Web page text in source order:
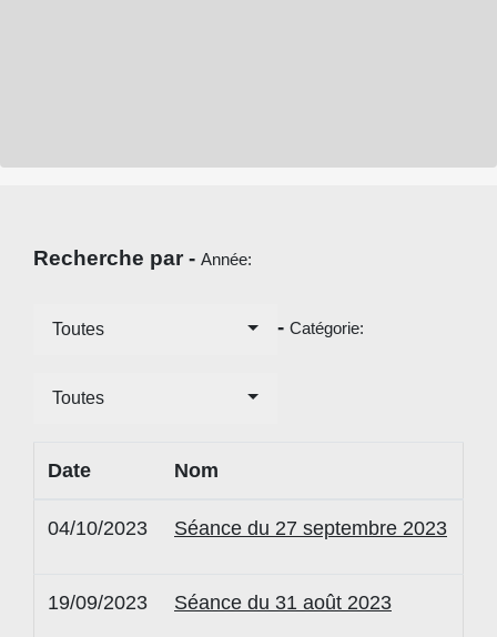
Recherche par - Année:
Toutes - Catégorie:
Toutes
Date Nom
04/10/2023 Séance du 27 septembre 2023
19/09/2023 Séance du 31 août 2023